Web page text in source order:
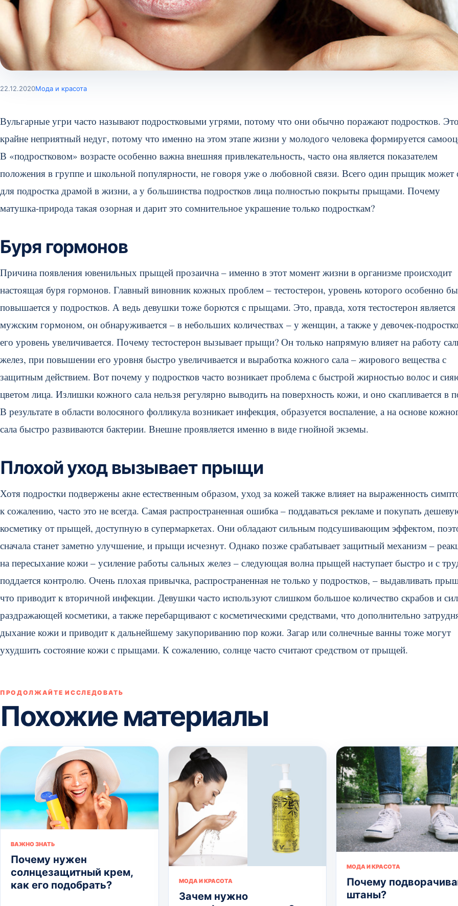
22.12.2020Мода и красота
Вульгарные угри часто называют подростковыми угрями, потому что они обычно поражают подростков. Это
крайне неприятный недуг, потому что именно на этом этапе жизни у молодого человека формируется
В «подростковом» возрасте особенно важна внешняя привлекательность, часто она является показателем
положения в группе и школьной популярности, не говоря уже о любовной связи. Всего один прыщик может
для подростка драмой в жизни, а у большинства подростков лица полностью покрыты прыщами. Почему
матушка-природа такая озорная и дарит это сомнительное украшение только подросткам?
Буря гормонов
Причина появления ювенильных прыщей прозаична – именно в этот момент жизни в организме происходит
настоящая буря гормонов. Главный виновник кожных проблем – тестостерон, уровень которого особенно
повышается у подростков. А ведь девушки тоже борются с прыщами. Это, правда, хотя тестостерон является
мужским гормоном, он обнаруживается – в небольших количествах – у женщин, а также у девочек-
его уровень увеличивается. Почему тестостерон вызывает прыщи? Он только напрямую влияет на работу
желез, при повышении его уровня быстро увеличивается и выработка кожного сала – жирового вещества с
защитным действием. Вот почему у подростков часто возникает проблема с быстрой жирностью волос и
цветом лица. Излишки кожного сала нельзя регулярно выводить на поверхность кожи, и оно скапливается в
В результате в области волосяного фолликула возникает инфекция, образуется воспаление, а на основе
сала быстро развиваются бактерии. Внешне проявляется именно в виде гнойной экземы.
Плохой уход вызывает прыщи
Хотя подростки подвержены акне естественным образом, уход за кожей также влияет на выраженность
к сожалению, часто это не всегда. Самая распространенная ошибка – поддаваться рекламе и покупать
косметику от прыщей, доступную в супермаркетах. Они обладают сильным подсушивающим эффектом,
сначала станет заметно улучшение, и прыщи исчезнут. Однако позже срабатывает защитный механизм –
на пересыхание кожи – усиление работы сальных желез – следующая волна прыщей наступает быстро и с
поддается контролю. Очень плохая привычка, распространенная не только у подростков, – выдавливать
что приводит к вторичной инфекции. Девушки часто используют слишком большое количество скрабов и
раздражающей косметики, а также перебарщивают с косметическими средствами, что дополнительно
дыхание кожи и приводит к дальнейшему закупориванию пор кожи. Загар или солнечные ванны тоже могут
ухудшить состояние кожи с прыщами. К сожалению, солнце часто считают средством от прыщей.
ПРОДОЛЖАЙТЕ ИССЛЕДОВАТЬ
Похожие материалы
ВАЖНО ЗНАТЬ
Почему нужен
солнцезащитный крем,
как его подобрать?
МОДА И КРАСОТА
Зачем нужно
МОДА И КРАСОТА
Почему
штаны?